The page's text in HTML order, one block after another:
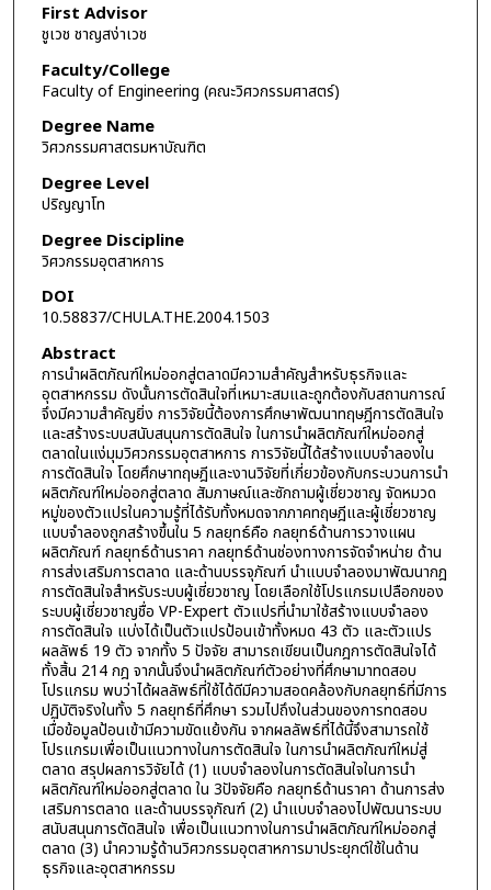
First Advisor
ชูเวช ชาญสง่าเวช
Faculty/College
Faculty of Engineering (คณะวิศวกรรมศาสตร์)
Degree Name
วิศวกรรมศาสตรมหาบัณฑิต
Degree Level
ปริญญาโท
Degree Discipline
วิศวกรรมอุตสาหการ
DOI
10.58837/CHULA.THE.2004.1503
Abstract
การนำผลิตภัณฑ์ใหม่ออกสู่ตลาดมีความสำคัญสำหรับธุรกิจและ
อุตสาหกรรม ดังนั้นการตัดสินใจที่เหมาะสมและถูกต้องกับสถานการณ์
จึงมีความสำคัญยิ่ง การวิจัยนี้ต้องการศึกษาพัฒนาทฤษฎีการตัดสินใจ
และสร้างระบบสนับสนุนการตัดสินใจ ในการนำผลิตภัณฑ์ใหม่ออกสู่
ตลาดในแง่มุมวิศวกรรมอุตสาหการ การวิจัยนี้ได้สร้างแบบจำลองใน
การตัดสินใจ โดยศึกษาทฤษฎีและงานวิจัยที่เกี่ยวข้องกับกระบวนการนำ
ผลิตภัณฑ์ใหม่ออกสู่ตลาด สัมภาษณ์และซักถามผู้เชี่ยวชาญ จัดหมวด
หมู่ของตัวแปรในความรู้ที่ได้รับทั้งหมดจากภาคทฤษฎีและผู้เชี่ยวชาญ
แบบจำลองถูกสร้างขึ้นใน 5 กลยุทธ์คือ กลยุทธ์ด้านการวางแผน
ผลิตภัณฑ์ กลยุทธ์ด้านราคา กลยุทธ์ด้านช่องทางการจัดจำหน่าย ด้าน
การส่งเสริมการตลาด และด้านบรรจุภัณฑ์ นำแบบจำลองมาพัฒนากฎ
การตัดสินใจสำหรับระบบผู้เชี่ยวชาญ โดยเลือกใช้โปรแกรมเปลือกของ
ระบบผู้เชี่ยวชาญชื่อ VP-Expert ตัวแปรที่นำมาใช้สร้างแบบจำลอง
การตัดสินใจ แบ่งได้เป็นตัวแปรป้อนเข้าทั้งหมด 43 ตัว และตัวแปร
ผลลัพธ์ 19 ตัว จากทั้ง 5 ปัจจัย สามารถเขียนเป็นกฎการตัดสินใจได้
ทั้งสิ้น 214 กฎ จากนั้นจึงนำผลิตภัณฑ์ตัวอย่างที่ศึกษามาทดสอบ
โปรแกรม พบว่าได้ผลลัพธ์ที่ใช้ได้ดีมีความสอดคล้องกับกลยุทธ์ที่มีการ
ปฏิบัติจริงในทั้ง 5 กลยุทธ์ที่ศึกษา รวมไปถึงในส่วนของการทดสอบ
เมื่อข้อมูลป้อนเข้ามีความขัดแย้งกัน จากผลลัพธ์ที่ได้นี้จึงสามารถใช้
โปรแกรมเพื่อเป็นแนวทางในการตัดสินใจ ในการนำผลิตภัณฑ์ใหม่สู่
ตลาด สรุปผลการวิจัยได้ (1) แบบจำลองในการตัดสินใจในการนำ
ผลิตภัณฑ์ใหม่ออกสู่ตลาด ใน 3ปัจจัยคือ กลยุทธ์ด้านราคา ด้านการส่ง
เสริมการตลาด และด้านบรรจุภัณฑ์ (2) นำแบบจำลองไปพัฒนาระบบ
สนับสนุนการตัดสินใจ เพื่อเป็นแนวทางในการนำผลิตภัณฑ์ใหม่ออกสู่
ตลาด (3) นำความรู้ด้านวิศวกรรมอุตสาหการมาประยุกต์ใช้ในด้าน
ธุรกิจและอุตสาหกรรม